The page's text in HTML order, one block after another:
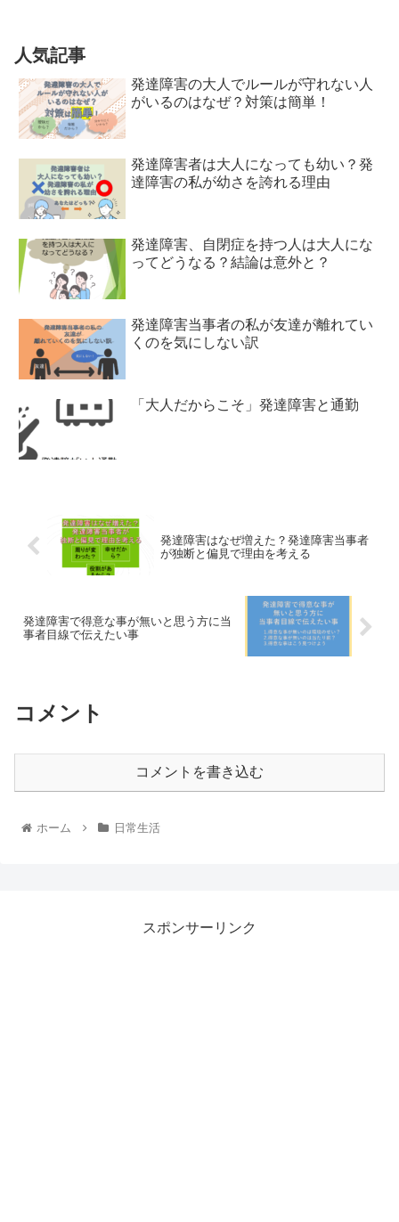
人気記事
発達障害の大人でルールが守れない人
がいるのはなぜ？対策は簡単！
発達障害者は大人になっても幼い？発
達障害の私が幼さを誇れる理由
発達障害、自閉症を持つ人は大人にな
ってどうなる？結論は意外と？
発達障害当事者の私が友達が離れてい
くのを気にしない訳
「大人だからこそ」発達障害と通勤
発達障害はなぜ増えた？発達障害当事者
が独断と偏見で理由を考える
発達障害で得意な事が無いと思う方に当
事者目線で伝えたい事
コメント
コメントを書き込む
ホーム 日常生活
スポンサーリンク